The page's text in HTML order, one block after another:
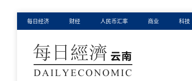
每日经济 财经 人民币汇率 商业 科技